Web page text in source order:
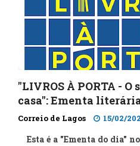
"LIVROS À PORTA -
casa": Ementa
Correio de Lagos 15/02/
Esta é a "Ementa do dia"